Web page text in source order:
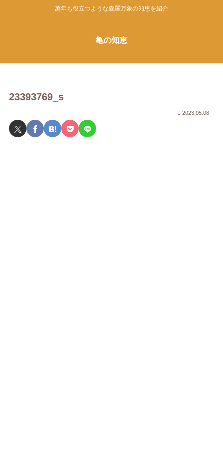
萬年も役立つような森羅万象の知恵を紹介
亀の知恵
23393769_s
2023.05.08